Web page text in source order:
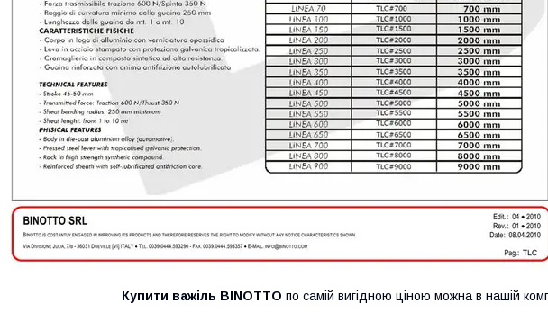
Купити важіль BINOTTO по самій вигідною ціною можна в нашій